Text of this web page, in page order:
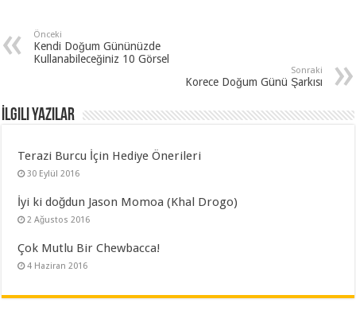
Önceki
Kendi Doğum Gününüzde
Kullanabileceğiniz 10 Görsel
Sonraki
Korece Doğum Günü Şarkısı
İlgili Yazılar
Terazi Burcu İçin Hediye Önerileri
30 Eylül 2016
İyi ki doğdun Jason Momoa (Khal Drogo)
2 Ağustos 2016
Çok Mutlu Bir Chewbacca!
4 Haziran 2016